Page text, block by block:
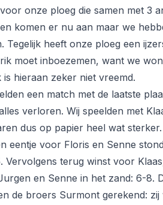
onze ploeg die samen met 3
komen er nu aan maar we
Tegelijk heeft onze ploeg een
moet inboezemen, want we
hieraan zeker niet vreemd.
een match met de laatste
verloren. Wij speelden met
dus op papier heel wat
eentje voor Floris en Senne
Vervolgens terug winst voor
en Senne in het zand: 6-8.
de broers Surmont gerekend: